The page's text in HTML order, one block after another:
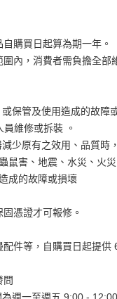
購買日起算為期一年。
內，消費者需負擔全部
保管及使用造成的故障
維修或拆裝 。
少原有之效用、品質時
鼠害、地震、水災、火
成的故障或損壞
憑證才可報修。
件等，自購買日起提
問